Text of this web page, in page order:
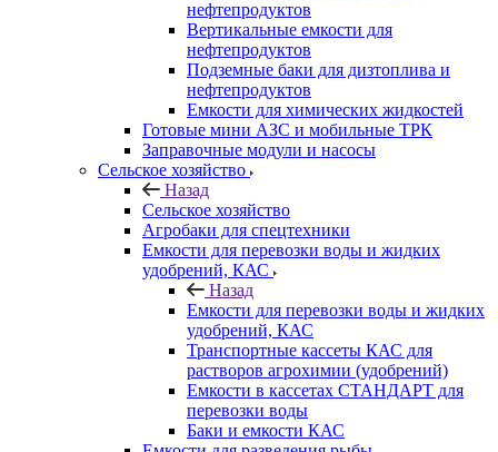
нефтепродуктов
Вертикальные емкости для
нефтепродуктов
Подземные баки для дизтоплива и
нефтепродуктов
Емкости для химических жидкостей
Готовые мини АЗС и мобильные ТРК
Заправочные модули и насосы
Сельское хозяйство
Назад
Сельское хозяйство
Агробаки для спецтехники
Емкости для перевозки воды и жидких
удобрений, КАС
Назад
Емкости для перевозки воды и жидких
удобрений, КАС
Транспортные кассеты КАС для
растворов агрохимии (удобрений)
Емкости в кассетах СТАНДАРТ для
перевозки воды
Баки и емкости КАС